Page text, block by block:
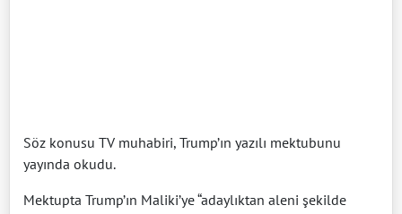
Söz konusu TV muhabiri, Trump’ın yazılı mektubunu
yayında okudu.
Mektupta Trump’ın Maliki’ye “adaylıktan aleni şekilde